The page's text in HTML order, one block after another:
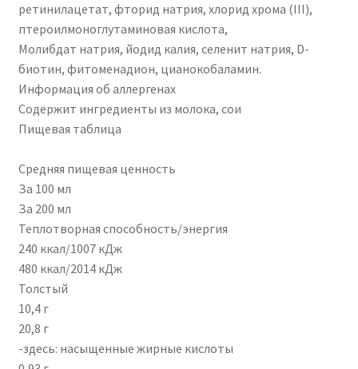
ретинилацетат, фторид натрия, хлорид хрома (III),
птероилмоноглутаминовая кислота,
Молибдат натрия, йодид калия, селенит натрия, D-
биотин, фитоменадион, цианокобаламин.
Информация об аллергенах
Содержит ингредиенты из молока, сои
Пищевая таблица
Средняя пищевая ценность
За 100 мл
За 200 мл
Теплотворная способность/энергия
240 ккал/1007 кДж
480 ккал/2014 кДж
Толстый
10,4 г
20,8 г
-здесь: насыщенные жирные кислоты